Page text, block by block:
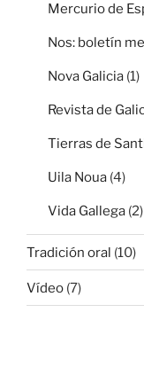
Mercurio de
Nos: boletín
Nova Galicia (1)
Revista de
Tierras de
Uila Noua (4)
Vida Gallega (2)
Tradición oral (10)
Vídeo (7)